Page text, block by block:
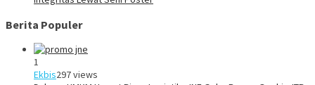
Berita Populer
1
Ekbis297 views